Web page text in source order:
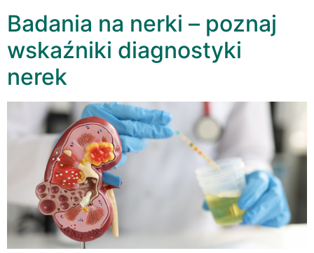
Badania na nerki – poznaj
wskaźniki diagnostyki
nerek